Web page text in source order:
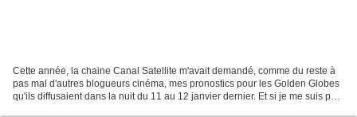
Cette année, la chaine Canal Satellite m'avait demandé, comme du reste à
pas mal d'autres blogueurs cinéma, mes pronostics pour les Golden Globes
qu'ils diffusaient dans la nuit du 11 au 12 janvier dernier. Et si je me suis pas